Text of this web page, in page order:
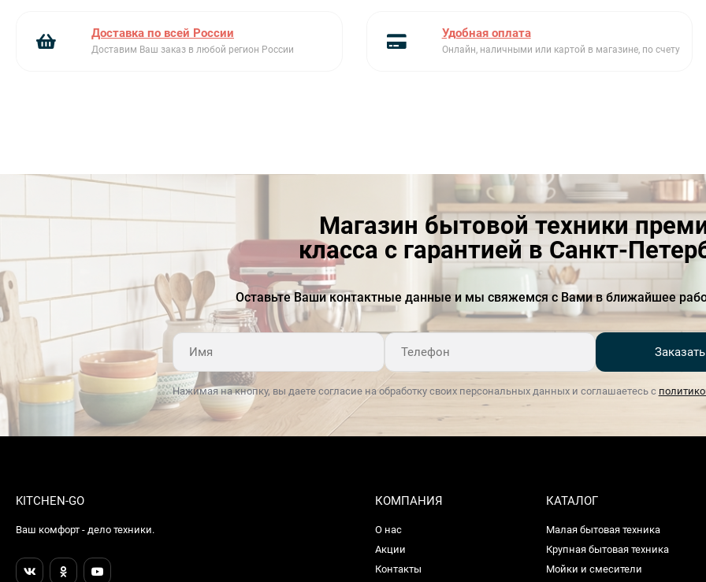
Частота тока, Гц 50
Эмалированный противень Есть
Linea
Функция очистки от накипи Есть
58.3-58.5 х 55.4-56.4 х 56
Гарантия, мес 24
Глубина, см
Источник питания Электрический
Класс энергопотребления
Количество ламп
Количество стекол дверцы
Количество уровней
Доставка по всей России
Доставим Ваш заказ в любой регион России
Удобная оплата
Онлайн, наличными или картой в магазине, по счету
Магазин бытовой техники
класса с гарантией в Санкт-
Оставьте Ваши контактные данные и мы свяжемся с Вами в ближайшее
Нажимая на кнопку, вы даете согласие на обработку своих персональных данных и соглашаетесь с
KITCHEN-GO
Ваш комфорт - дело техники.
КОМПАНИЯ
О нас
Акции
Контакты
КАТАЛОГ
Малая бытовая техника
Крупная бытовая техника
Мойки и смесители